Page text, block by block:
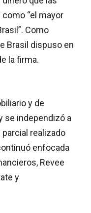
“el mayor
Como
Brasil dispuso en
la firma.
y de
se independizó a
realizado
enfocada
Revee
y